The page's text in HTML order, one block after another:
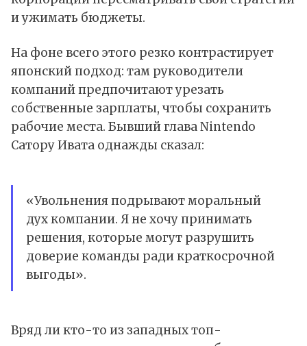
и ужимать бюджеты.
На фоне всего этого резко контрастирует
японский подход: там руководители
компаний предпочитают урезать
собственные зарплаты, чтобы сохранить
рабочие места. Бывший главаNintendo
Сатору Ивата однажды сказал:
«Увольнения подрывают моральный
дух компании. Я не хочу принимать
решения, которые могут разрушить
доверие команды ради краткосрочной
выгоды».
Вряд ли кто-то из западных топ-